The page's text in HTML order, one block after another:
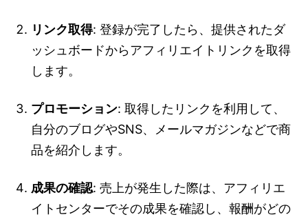
リンク取得: 登録が完了したら、提供されたダ
ッシュボードからアフィリエイトリンクを取得
します。
プロモーション: 取得したリンクを利用して、
自分のブログやSNS、メールマガジンなどで商
品を紹介します。
成果の確認: 売上が発生した際は、アフィリエ
イトセンターでその成果を確認し、報酬がどの